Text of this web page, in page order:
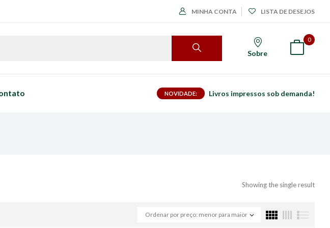
MINHA CONTA LISTA DE DESEJOS
Sobre
0
NOVIDADE: Livros impressos sob demanda!
Showing the single result
Ordenar por preço: menor para maior